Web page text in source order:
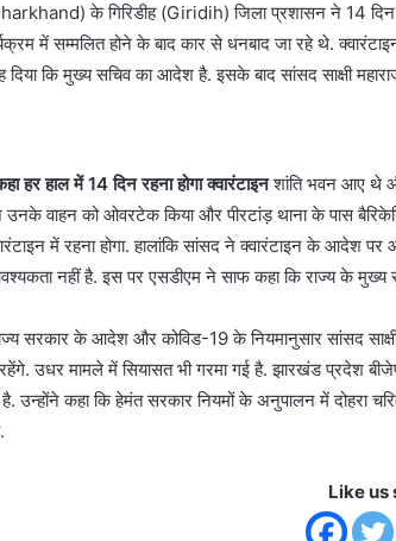
के गिरिडीह (Giridih) जिला प्रशासन ने 14 दिन के
में सम्मलित होने के बाद कार से धनबाद जा रहे थे.
कि मुख्य सचिव का आदेश है. इसके बाद सांसद साक्षी
हर हाल में 14 दिन रहना होगा क्वारंटाइनशांति भवन आए थे
वाहन को ओवरटेक किया और पीरटांड़ थाना के पास
में रहना होगा. हालांकि सांसद ने क्वारंटाइन के आदेश
नहीं है. इस पर एसडीएम ने साफ कहा कि राज्य के मुख्य
सरकार के आदेश और कोविड-19 के नियमानुसार सांसद साक्षी
रहेंगे. उधर मामले में सियासत भी गरमा गई है. झारखंड प्रदेश
है. उन्होंने कहा कि हेमंत सरकार नियमों के अनुपालन में दोहरा
Like us